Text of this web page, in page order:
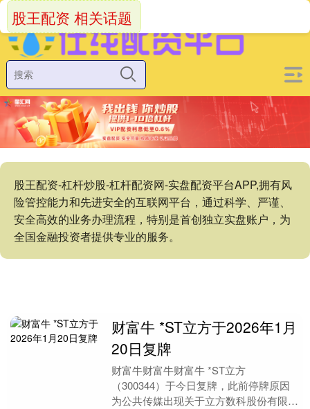
股王配资-杠杆炒股-杠杆配资网-实盘配资平台APP,拥有风
险管控能力和先进安全的互联网平台，通过科学、严谨、
安全高效的业务办理流程，特别是首创独立实盘账户，为
全国金融投资者提供专业的服务。
股王配资 相关话题
财富牛 *ST立方于2026年1月
20日复牌
财富牛财富牛财富牛 *ST立方
（300344）于今日复牌，此前停牌原因
为公共传媒出现关于立方数科股份有限公